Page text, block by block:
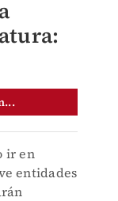
ir en
entidades